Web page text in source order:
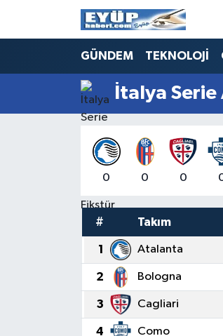
GÜNDEM TEKNOLOJİ
İtalya
0 0 0
# Takım
1 Atalanta
2 Bologna
3 Cagliari
4 Como